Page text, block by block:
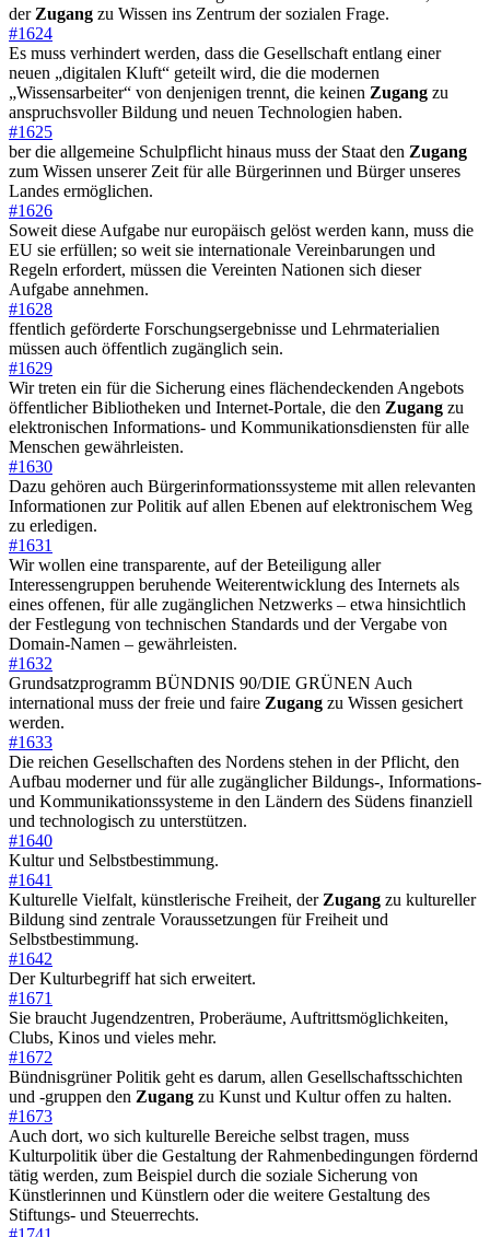
der Zugang zu Wissen ins Zentrum der sozialen Frage.
#1624
Es muss verhindert werden, dass die Gesellschaft entlang einer
neuen „digitalen Kluft“ geteilt wird, die die modernen
„Wissensarbeiter“ von denjenigen trennt, die keinen Zugang zu
anspruchsvoller Bildung und neuen Technologien haben.
#1625
ber die allgemeine Schulpflicht hinaus muss der Staat den Zugang
zum Wissen unserer Zeit für alle Bürgerinnen und Bürger unseres
Landes ermöglichen.
#1626
Soweit diese Aufgabe nur europäisch gelöst werden kann, muss die
EU sie erfüllen; so weit sie internationale Vereinbarungen und
Regeln erfordert, müssen die Vereinten Nationen sich dieser
Aufgabe annehmen.
#1628
ffentlich geförderte Forschungsergebnisse und Lehrmaterialien
müssen auch öffentlich zugänglich sein.
#1629
Wir treten ein für die Sicherung eines flächendeckenden Angebots
öffentlicher Bibliotheken und Internet-Portale, die den Zugang zu
elektronischen Informations- und Kommunikationsdiensten für alle
Menschen gewährleisten.
#1630
Dazu gehören auch Bürgerinformationssysteme mit allen relevanten
Informationen zur Politik auf allen Ebenen auf elektronischem Weg
zu erledigen.
#1631
Wir wollen eine transparente, auf der Beteiligung aller
Interessengruppen beruhende Weiterentwicklung des Internets als
eines offenen, für alle zugänglichen Netzwerks – etwa hinsichtlich
der Festlegung von technischen Standards und der Vergabe von
Domain-Namen – gewährleisten.
#1632
Grundsatzprogramm BÜNDNIS 90/DIE GRÜNEN Auch
international muss der freie und faire Zugang zu Wissen gesichert
werden.
#1633
Die reichen Gesellschaften des Nordens stehen in der Pflicht, den
Aufbau moderner und für alle zugänglicher Bildungs-, Informations-
und Kommunikationssysteme in den Ländern des Südens finanziell
und technologisch zu unterstützen.
#1640
Kultur und Selbstbestimmung.
#1641
Kulturelle Vielfalt, künstlerische Freiheit, der Zugang zu kultureller
Bildung sind zentrale Voraussetzungen für Freiheit und
Selbstbestimmung.
#1642
Der Kulturbegriff hat sich erweitert.
#1671
Sie braucht Jugendzentren, Proberäume, Auftrittsmöglichkeiten,
Clubs, Kinos und vieles mehr.
#1672
Bündnisgrüner Politik geht es darum, allen Gesellschaftsschichten
und -gruppen den Zugang zu Kunst und Kultur offen zu halten.
#1673
Auch dort, wo sich kulturelle Bereiche selbst tragen, muss
Kulturpolitik über die Gestaltung der Rahmenbedingungen fördernd
tätig werden, zum Beispiel durch die soziale Sicherung von
Künstlerinnen und Künstlern oder die weitere Gestaltung des
Stiftungs- und Steuerrechts.